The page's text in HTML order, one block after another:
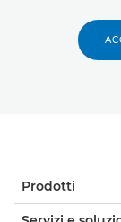
Prodotti